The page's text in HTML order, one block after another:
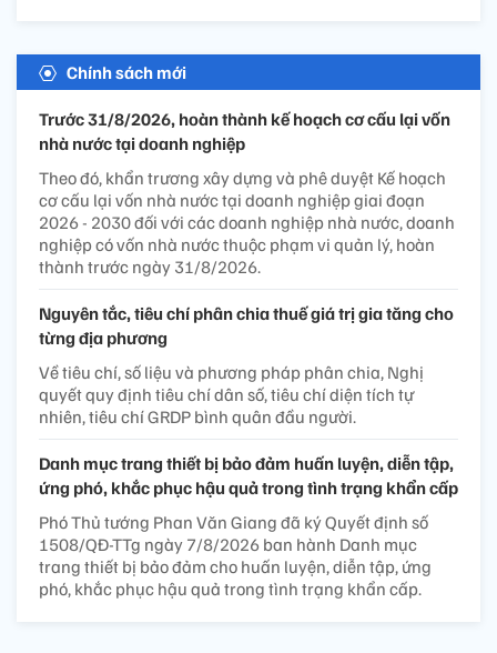
Chính sách mới
Trước 31/8/2026, hoàn thành kế hoạch cơ cấu lại vốn
nhà nước tại doanh nghiệp
Theo đó, khẩn trương xây dựng và phê duyệt Kế hoạch
cơ cấu lại vốn nhà nước tại doanh nghiệp giai đoạn
2026 - 2030 đối với các doanh nghiệp nhà nước, doanh
nghiệp có vốn nhà nước thuộc phạm vi quản lý, hoàn
thành trước ngày 31/8/2026.
Nguyên tắc, tiêu chí phân chia thuế giá trị gia tăng cho
từng địa phương
Về tiêu chí, số liệu và phương pháp phân chia, Nghị
quyết quy định tiêu chí dân số, tiêu chí diện tích tự
nhiên, tiêu chí GRDP bình quân đầu người.
Danh mục trang thiết bị bảo đảm huấn luyện, diễn tập,
ứng phó, khắc phục hậu quả trong tình trạng khẩn cấp
Phó Thủ tướng Phan Văn Giang đã ký Quyết định số
1508/QĐ-TTg ngày 7/8/2026 ban hành Danh mục
trang thiết bị bảo đảm cho huấn luyện, diễn tập, ứng
phó, khắc phục hậu quả trong tình trạng khẩn cấp.